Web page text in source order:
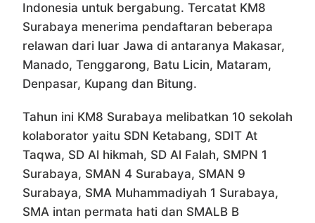
Indonesia untuk bergabung. Tercatat KM8
Surabaya menerima pendaftaran beberapa
relawan dari luar Jawa di antaranya Makasar,
Manado, Tenggarong, Batu Licin, Mataram,
Denpasar, Kupang dan Bitung.
Tahun ini KM8 Surabaya melibatkan 10 sekolah
kolaborator yaitu SDN Ketabang, SDIT At
Taqwa, SD Al hikmah, SD Al Falah, SMPN 1
Surabaya, SMAN 4 Surabaya, SMAN 9
Surabaya, SMA Muhammadiyah 1 Surabaya,
SMA intan permata hati dan SMALB B